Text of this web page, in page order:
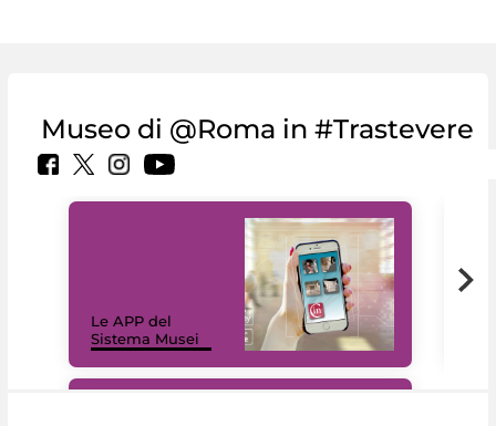
Museo di @Roma in #Trastevere
Le APP del
Sistema Musei